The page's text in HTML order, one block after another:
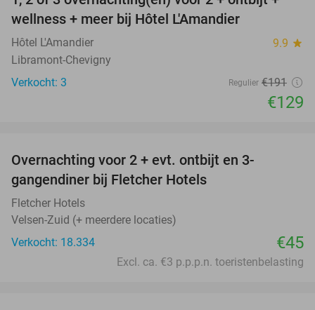
TODAY
wellness + meer bij Hôtel L'Amandier
Hôtel L'Amandier 9.9 star
Libramont-Chevigny
Verkocht: 3
Regulier €191
€129
Overnachting voor 2 + evt. ontbijt en 3-
gangendiner bij Fletcher Hotels
Fletcher Hotels
Velsen-Zuid (+ meerdere locaties)
Verkocht: 18.334
€45
Excl. ca. €3 p.p.p.n. toeristenbelasting